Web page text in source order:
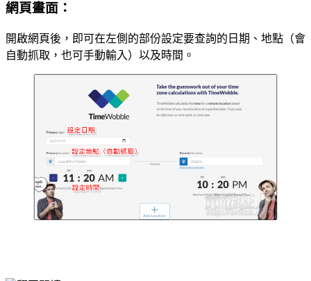
網頁畫面：
開啟網頁後，即可在左側的部份設定要查詢的日期、地點（會
自動抓取，也可手動輸入）以及時間。